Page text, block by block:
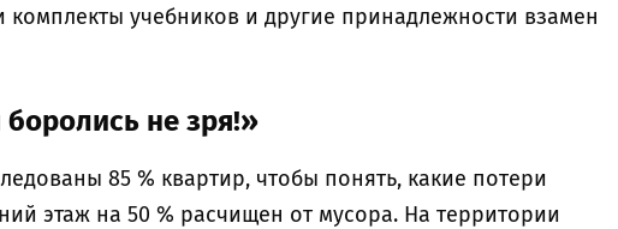
учебников и другие принадлежности взамен
не зря!»
85 % квартир, чтобы понять, какие потери
этаж на 50 % расчищен от мусора. На территории